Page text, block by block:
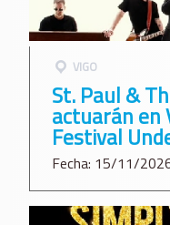
VIGO
St. Paul &
actuarán en
Festival
Fecha: 15/11/